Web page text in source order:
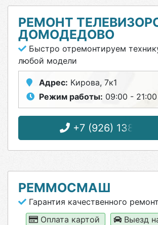
РЕМОНТ
ДОМОДЕДОВО
Быстро отремонтируем
любой модели
Адрес: Кирова, 7к1
Режим работы: 09:00 - 21:00
+7 (926) 138-74-
РЕММОСМАШ
Гарантия качественного
Оплата картой
Выезд